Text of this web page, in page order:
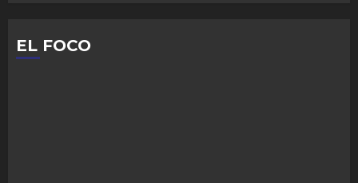
EL FOCO